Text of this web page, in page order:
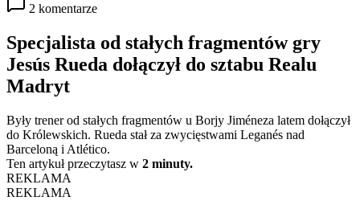
2 komentarze
Specjalista od stałych fragmentów gry
Jesús Rueda dołączył do sztabu Realu
Madryt
Były trener od stałych fragmentów u Borjy Jiméneza latem dołączył
do Królewskich. Rueda stał za zwycięstwami Leganés nad
Barceloną i Atlético.
Ten artykuł przeczytasz w 2 minuty.
REKLAMA
REKLAMA